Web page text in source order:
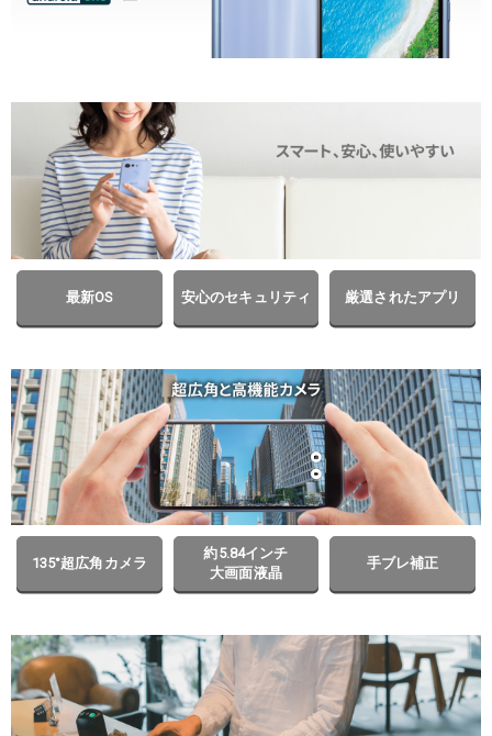
最新OS 安心のセキュリティ 厳選されたアプリ
135°超広角カメラ
約5.84インチ
大画面液晶
手ブレ補正